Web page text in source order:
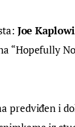
Joe
“Hopefully
predviđen i